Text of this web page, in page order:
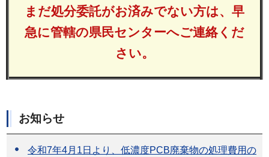
まだ処分委託がお済みでない方は、早
急に管轄の県民センターへご連絡くだ
さい。
お知らせ
令和7年4月1日より、低濃度PCB廃棄物の処理費用の